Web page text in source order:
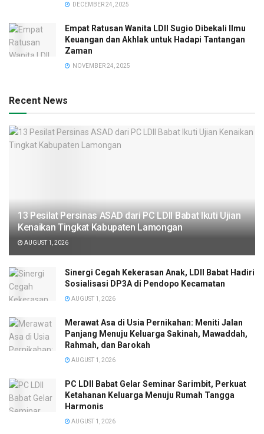
DECEMBER 24, 2025
Empat Ratusan Wanita LDII Sugio Dibekali Ilmu
Keuangan dan Akhlak untuk Hadapi Tantangan
Zaman
NOVEMBER 24, 2025
Recent News
13 Pesilat Persinas ASAD dari PC LDII Babat Ikuti Ujian
Kenaikan Tingkat Kabupaten Lamongan
AUGUST 1, 2026
Sinergi Cegah Kekerasan Anak, LDII Babat Hadiri
Sosialisasi DP3A di Pendopo Kecamatan
AUGUST 1, 2026
Merawat Asa di Usia Pernikahan: Meniti Jalan
Panjang Menuju Keluarga Sakinah, Mawaddah,
Rahmah, dan Barokah
AUGUST 1, 2026
PC LDII Babat Gelar Seminar Sarimbit, Perkuat
Ketahanan Keluarga Menuju Rumah Tangga
Harmonis
AUGUST 1, 2026